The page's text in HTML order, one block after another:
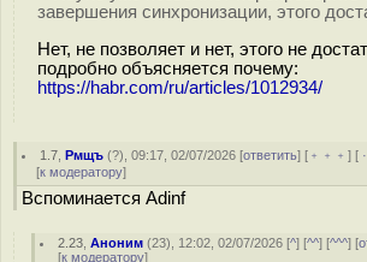
завершения синхронизации, этого
Нет, не позволяет и нет, этого не
подробно объясняется почему:
https://habr.com/ru/articles/1012934/
1.7 ,Рмщъ (?), 09:17, 02/07/2026 [ответить] [ ﹢﹢﹢] [
[к модератору]
Вспоминается Adinf
2.23 ,Аноним (23), 12:02, 02/07/2026 [^] [^^] [^^^] [
[к модератору]